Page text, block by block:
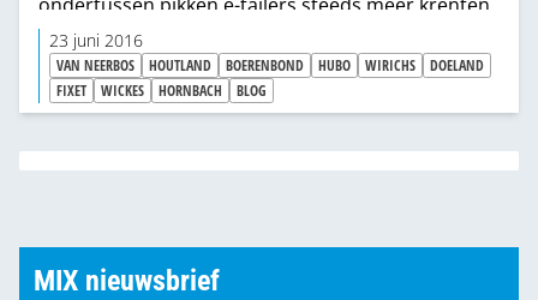
ondertussen pikken e-tailers steeds meer krenten
uit de pap en verandert de consument almaar. Het
spant er best wel om in het formulelandschap.
Maar als je even terugkijkt, dan zie je dat die
dynamiek eigenlijk van alle tijden is. In een MIX van
2003 schreven we al: 'DHZ-ketens komen en gaan'.
23 juni 2016
VAN NEERBOS HOUTLAND BOERENBOND HUBO WIRICHS
DOELAND
FIXET
WICKES HORNBACH BLOG
MIX nieuwsbrief